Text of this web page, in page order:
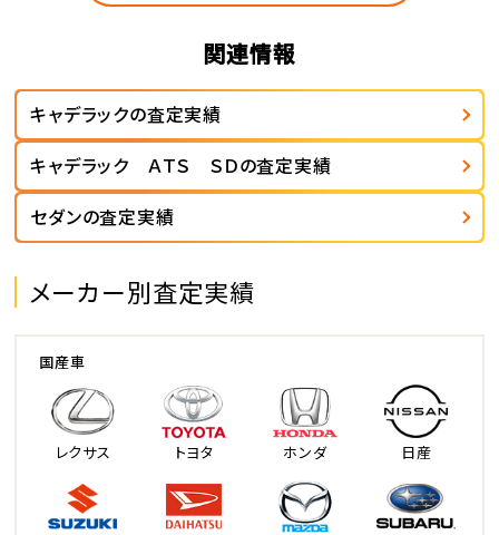
関連情報
キャデラックの査定実績
キャデラック ＡＴＳ ＳＤの査定実績
セダンの査定実績
メーカー別査定実績
国産車
レクサス トヨタ ホンダ 日産